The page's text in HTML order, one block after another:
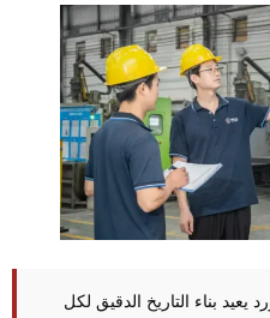
بناء التاريخ الدقيق لكل